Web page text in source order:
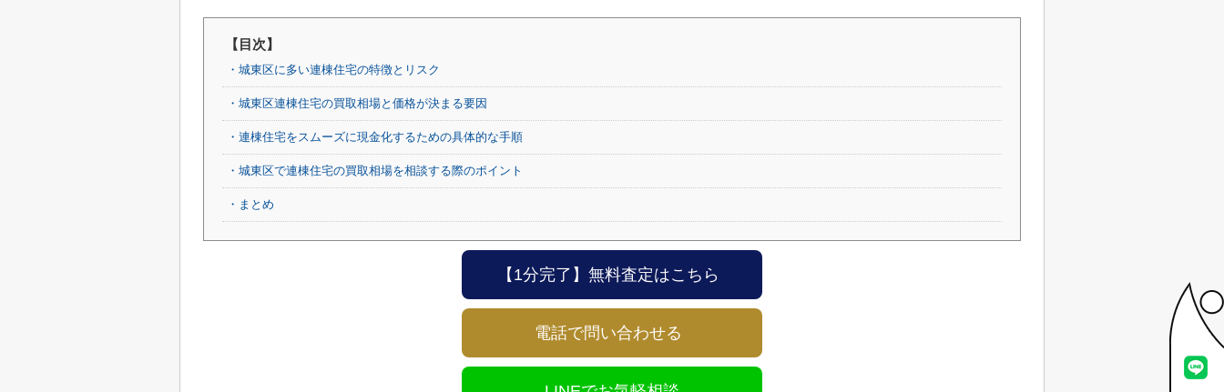
【目次】
・城東区に多い連棟住宅の特徴とリスク
・城東区連棟住宅の買取相場と価格が決まる要因
・連棟住宅をスムーズに現金化するための具体的な手順
・城東区で連棟住宅の買取相場を相談する際のポイント
・まとめ
【1分完了】無料査定はこちら
電話で問い合わせる